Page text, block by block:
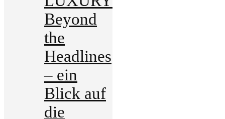
Beyond
the
Headlines
– ein
Blick auf
die